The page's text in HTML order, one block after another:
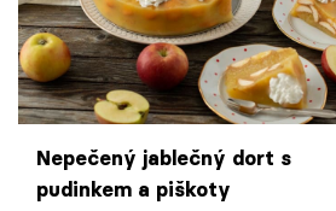
Nepečený jablečný dort s
pudinkem a piškoty